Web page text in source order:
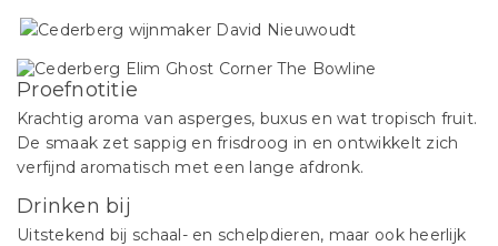
Proefnotitie
Krachtig aroma van asperges, buxus en wat tropisch fruit.
De smaak zet sappig en frisdroog in en ontwikkelt zich
verfijnd aromatisch met een lange afdronk.
Drinken bij
Uitstekend bij schaal- en schelpdieren, maar ook heerlijk